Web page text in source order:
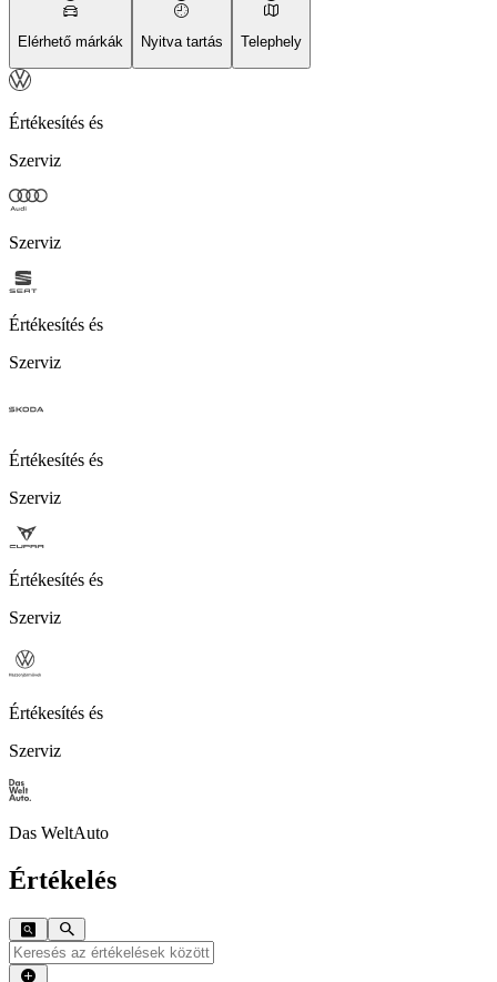
Elérhető márkák Nyitva tartás Telephely
Értékesítés és
Szerviz
Szerviz
Értékesítés és
Szerviz
Értékesítés és
Szerviz
Értékesítés és
Szerviz
Értékesítés és
Szerviz
Das WeltAuto
Értékelés